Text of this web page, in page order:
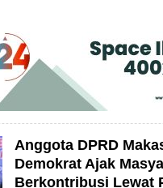
Anggota DPRD
Demokrat Ajak
Berkontribusi Lewat